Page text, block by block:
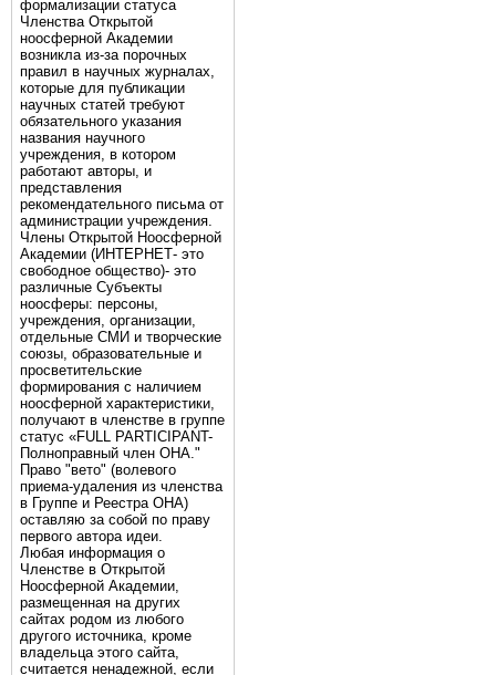
формализации статуса
Членства Открытой
ноосферной Академии
возникла из-за порочных
правил в научных журналах,
которые для публикации
научных статей требуют
обязательного указания
названия научного
учреждения, в котором
работают авторы, и
представления
рекомендательного письма от
администрации учреждения.
Члены Открытой Ноосферной
Академии (ИНТЕРНЕТ- это
свободное общество)- это
различные Субъекты
ноосферы: персоны,
учреждения, организации,
отдельные СМИ и творческие
союзы, образовательные и
просветительские
формирования с наличием
ноосферной характеристики,
получают в членстве в группе
статус «FULL PARTICIPANT-
Полноправный член ОНА."
Право "вето" (волевого
приема-удаления из членства
в Группе и Реестра ОНА)
оставляю за собой по праву
первого автора идеи.
Любая информация о
Членстве в Открытой
Ноосферной Академии,
размещенная на других
сайтах родом из любого
другого источника, кроме
владельца этого сайта,
считается ненадежной, если